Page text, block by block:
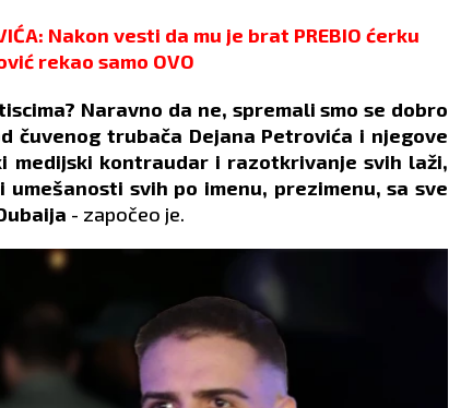
Nakon vesti da mu je brat PREBIO ćerku
rekao samo OVO
Naravno da ne, spremali smo se dobro
čuvenog trubača Dejana Petrovića i njegove
medijski kontraudar i razotkrivanje svih laži,
svih po imenu, prezimenu, sa sve
- započeo je.